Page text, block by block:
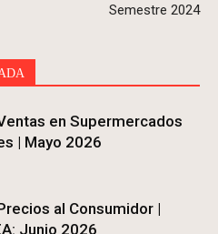
Semestre 2024
en Supermercados
| Mayo 2026
al Consumidor |
Junio 2026